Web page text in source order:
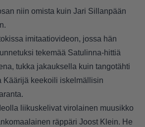
niin omista kuin Jari Sillanpään
imitaatiovideon, jossa hän
tekemää Satulinna-hittiä
tukka jakauksella kuin tangotähti
Käärijä keekoili iskelmällisin
liikuskelivat virolainen muusikko
räppäri Joost Klein. He